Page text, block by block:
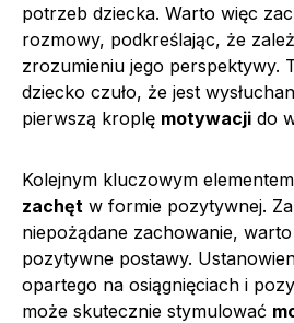
potrzeb dziecka. Warto więc
rozmowy, podkreślając, że
zrozumieniu jego perspektywy.
dziecko czuło, że jest
pierwszą kroplę motywacji do
Kolejnym kluczowym
zachęt w formie pozytywnej.
niepożądane zachowanie,
pozytywne postawy.
opartego na osiągnięciach i
może skutecznie stymulować